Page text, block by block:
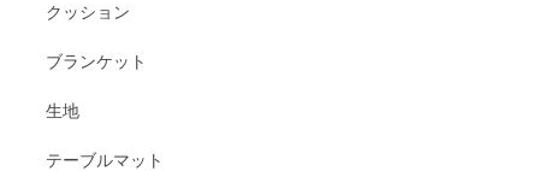
クッション
ブランケット
生地
テーブルマット